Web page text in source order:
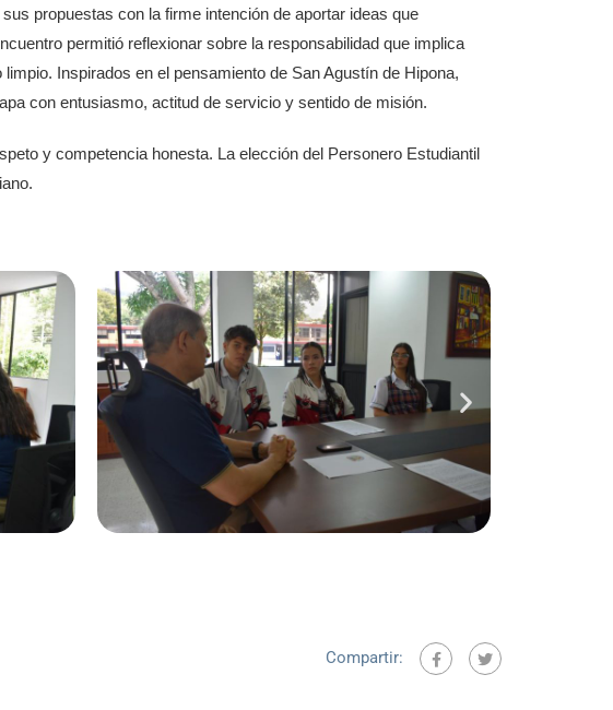
propuestas con la firme intención de aportar ideas que
permitió reflexionar sobre la responsabilidad que implica
Inspirados en el pensamiento de San Agustín de Hipona,
con entusiasmo, actitud de servicio y sentido de misión.
y competencia honesta. La elección del Personero Estudiantil
Compartir: